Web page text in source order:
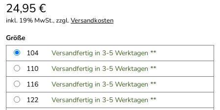
24,95 €
inkl. 19% MwSt., zzgl.Versandkosten
Größe
104
Versandfertig in 3-5 Werktagen **
110
Versandfertig in 3-5 Werktagen **
116
Versandfertig in 3-5 Werktagen **
122
Versandfertig in 3-5 Werktagen **